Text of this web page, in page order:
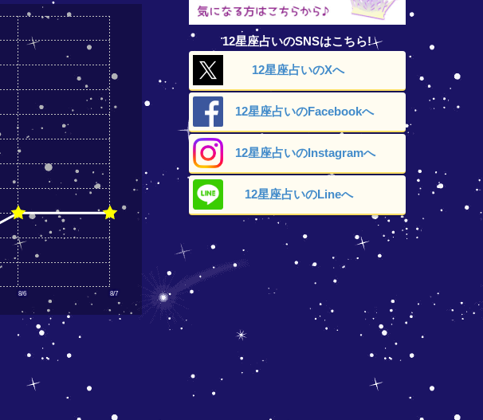
8/6 8/7
12星座占いのSNSはこちら!
12星座占いのXへ
12星座占いのFacebookへ
12星座占いのInstagramへ
12星座占いのLineへ